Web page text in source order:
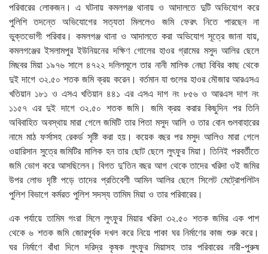
পরিবারের লোকজন। এ ঘটনায় কমলগঞ্জ থানায় ও আদালতে দুটি অভিযোগ করে
পুলিশি তদন্তে অভিযোগের সত্যতা মিললেও জমি ফেরৎ নিতে পারছেন না
ভুক্তভোগী পরিবার। কমলগঞ্জ থানা ও আদালতে করা অভিযোগ সূত্রে জানা যায়,
কমলগঞ্জের ইসলামপুর ইউনিয়নের দক্ষিণ গোলের হাওর গ্রামের মসুদ আলির ছেলে
মিছবর মিয়া ১৯৭৬ সালে ৪৭২২ দলিলমূলে তার নানী মালিক নেছা বিবির কাছ থেকে
দুই দাগে ৩২.৫০ শতক জমি ক্রয় করেন। বর্তমান যা গুলের হাওর মৌজার আরএসএ
খতিয়ান ১৮১ ও এসএ খতিয়ান ৪৪১ এর এসএ দাগ নং ৮৫৬ ও আরএস দাগ নং
১১৫৭ এর দুই দাগে ৩২.৫০ শতক জমি। জমি ক্রয় করার কিছুদিন পর তিনি
অবিবাহিত অবস্থায় মারা গেলে জমিটি তার পিতা মসুদ আলি ও তার বোন গুলবাহারের
নামে মাঠ ফর্সাসহ রেকর্ড সৃষ্টি করা হয়। কয়েক বছর পর মসুদ আলিও মারা গেলে
ওয়ারিসান সুত্রে জমিটির মালিক হন তার ছোট ছেলে লুৎফুর মিয়া। তিনিই পরবর্তীতে
জমি ভোগ করে আসছিলেন। বিগত দু’তিন বছর আগ থেকে তাদের খরিদা ওই জমির
উপর লোভ দৃষ্টি পড়ে তাদের প্রতিবেশী আমিন আলির ছেলে সিলেট মেট্রোপলিটন
পুলিশ বিভাগে কর্মরত পুলিশ সদস্য তামিম মিয়া ও তার পরিবারের।
এক পর্যায়ে তামিম গংরা মিলে লুৎফুর মিয়ার খরিদা ৩২.৫০ শতক জমির এক পাশ
থেকে ৬ শতক জমি জোরপূর্বক দখল করে নিয়ে পাকা ঘর নির্মাণের কাজ শুরু করে।
ঘর নির্মাণে বাঁধা দিলে দরিদ্র কৃষক লুৎফুর মিয়াসহ তার পরিবারের নারী-পুরুষ